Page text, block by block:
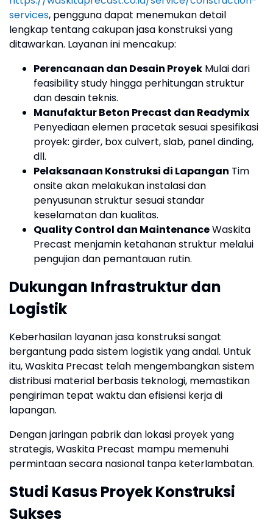
services, pengguna dapat menemukan detail
lengkap tentang cakupan jasa konstruksi yang
ditawarkan. Layanan ini mencakup:
Perencanaan dan Desain Proyek Mulai dari
feasibility study hingga perhitungan struktur
dan desain teknis.
Manufaktur Beton Precast dan Readymix
Penyediaan elemen pracetak sesuai spesifikasi
proyek: girder, box culvert, slab, panel dinding,
dll.
Pelaksanaan Konstruksi di Lapangan Tim
onsite akan melakukan instalasi dan
penyusunan struktur sesuai standar
keselamatan dan kualitas.
Quality Control dan MaintenanceWaskita
Precast menjamin ketahanan struktur melalui
pengujian dan pemantauan rutin.
Dukungan Infrastruktur dan
Logistik
Keberhasilan layanan jasa konstruksi sangat
bergantung pada sistem logistik yang andal. Untuk
itu, Waskita Precast telah mengembangkan sistem
distribusi material berbasis teknologi, memastikan
pengiriman tepat waktu dan efisiensi kerja di
lapangan.
Dengan jaringan pabrik dan lokasi proyek yang
strategis, Waskita Precast mampu memenuhi
permintaan secara nasional tanpa keterlambatan.
Studi Kasus Proyek Konstruksi
Sukses